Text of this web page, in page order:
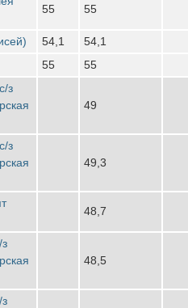
55 55
54,1
54,1
55 55
з
49
з
49,3
48,7
48,5